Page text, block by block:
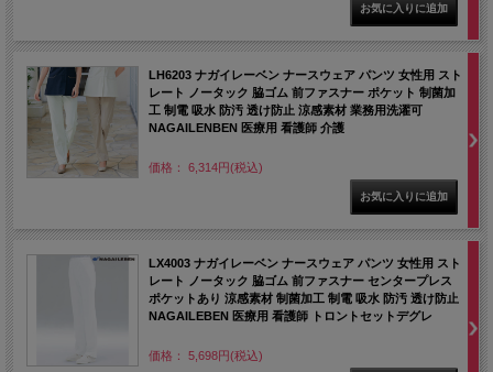
LH6203 ナガイレーベン ナースウェア パンツ 女性用 スト
レート ノータック 脇ゴム 前ファスナー ポケット 制菌加
工 制電 吸水 防汚 透け防止 涼感素材 業務用洗濯可
NAGAILENBEN 医療用 看護師 介護
価格： 6,314円(税込)
LX4003 ナガイレーベン ナースウェア パンツ 女性用 スト
レート ノータック 脇ゴム 前ファスナー センタープレス
ポケットあり 涼感素材 制菌加工 制電 吸水 防汚 透け防止
NAGAILEBEN 医療用 看護師 トロントセットデグレ
価格： 5,698円(税込)